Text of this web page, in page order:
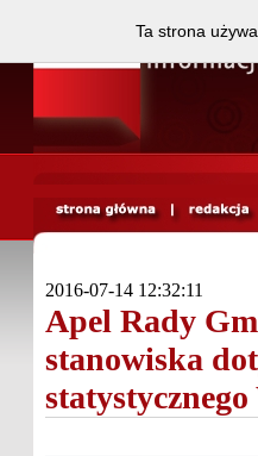
2016-07-14 12:32:11
Apel Rady
stanowiska
Ta strona